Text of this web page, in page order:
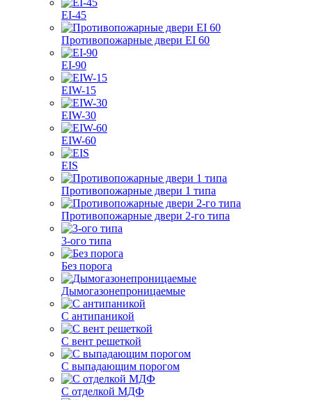
EI-45
Противопожарные двери EI 60
EI-90
EIW-15
EIW-30
EIW-60
EIS
Противопожарные двери 1 типа
Противопожарные двери 2-го типа
3-ого типа
Без порога
Дымогазонепроницаемые
С антипаникой
С вент решеткой
С выпадающим порогом
С отделкой МДФ